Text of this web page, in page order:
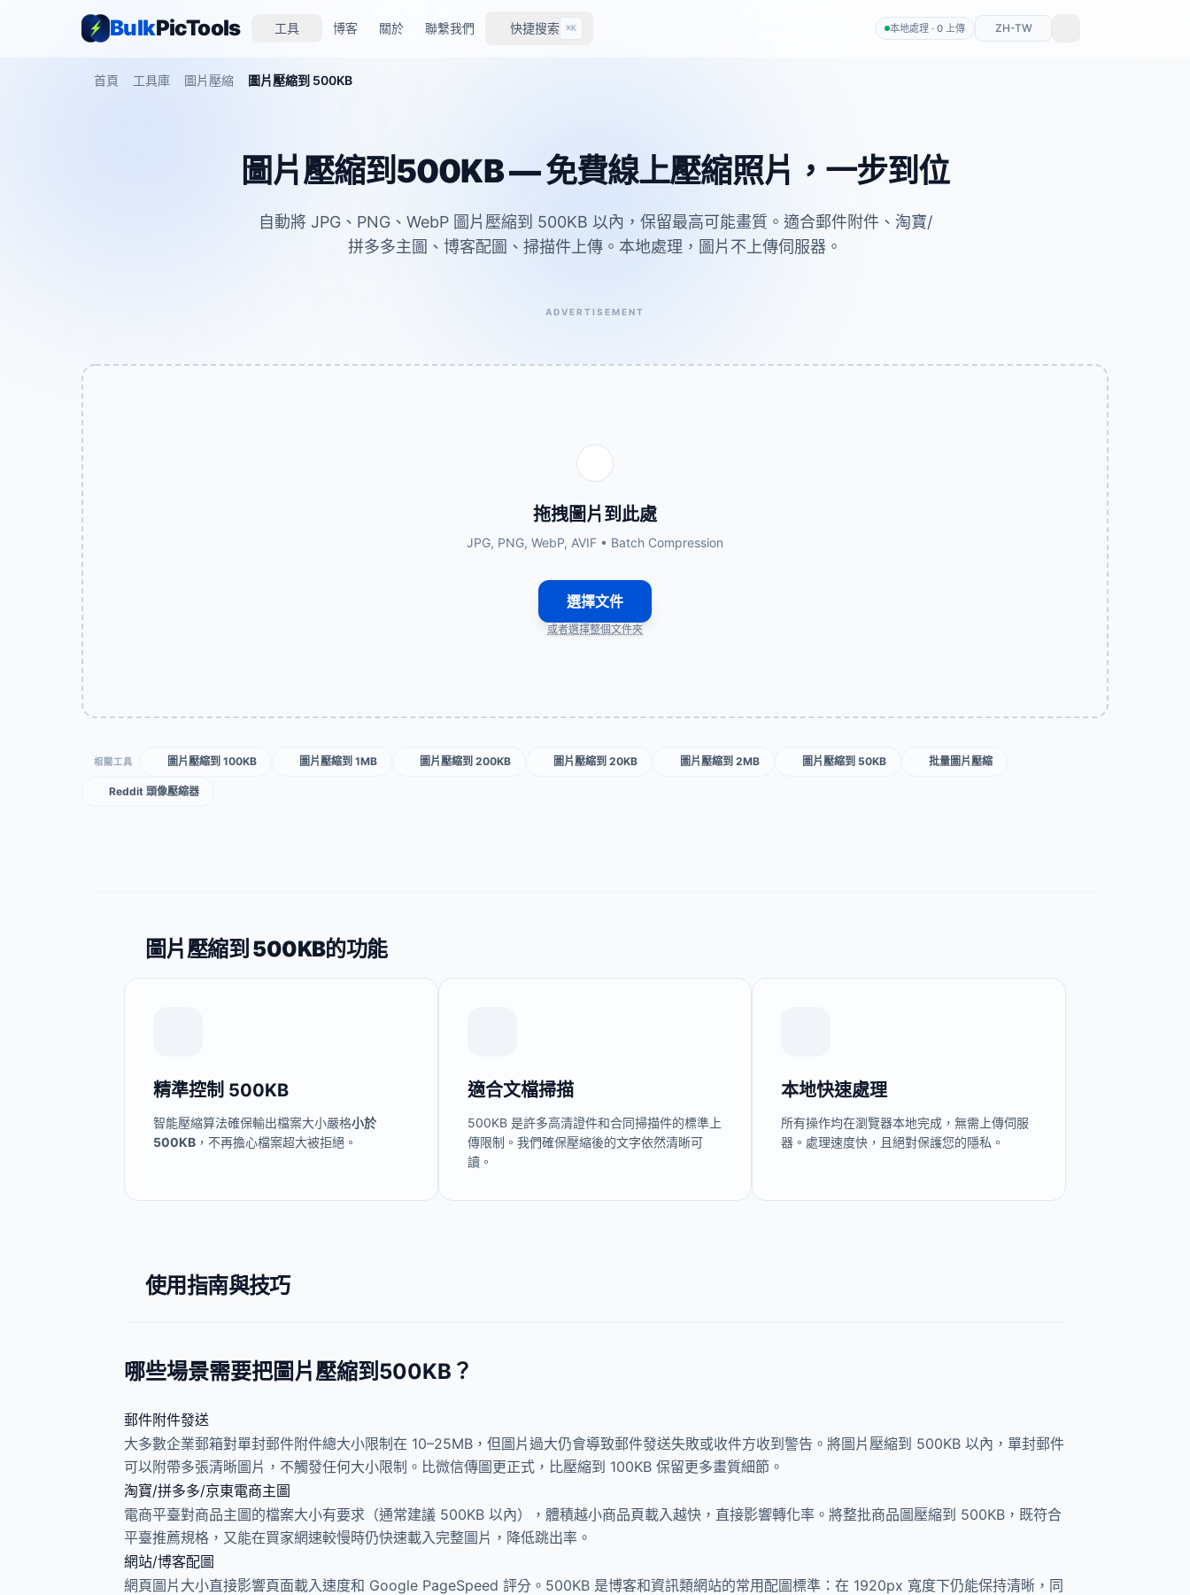
BulkPicTools 工具 博客 關於 聯繫我們 快捷搜索 ⌘K 本地處理 · 0 上傳 ZH-TW
首頁 工具庫 圖片壓縮 圖片壓縮到 500KB
圖片壓縮到500KB — 免費線上壓縮照片，一步到位
自動將 JPG、PNG、WebP 圖片壓縮到 500KB 以內，保留最高可能畫質。適合郵件附件、淘寶/
拼多多主圖、博客配圖、掃描件上傳。本地處理，圖片不上傳伺服器。
ADVERTISEMENT
拖拽圖片到此處
JPG, PNG, WebP, AVIF • Batch Compression
選擇文件
或者選擇整個文件夾
相關工具 圖片壓縮到 100KB 圖片壓縮到 1MB 圖片壓縮到 200KB 圖片壓縮到 20KB 圖片壓縮到 2MB 圖片壓縮到 50KB 批量圖片壓縮
Reddit 頭像壓縮器
圖片壓縮到 500KB的功能
精準控制 500KB
智能壓縮算法確保輸出檔案大小嚴格小於
500KB ，不再擔心檔案超大被拒絕。
適合文檔掃描
500KB 是許多高清證件和合同掃描件的標準上
傳限制。我們確保壓縮後的文字依然清晰可
讀。
本地快速處理
所有操作均在瀏覽器本地完成，無需上傳伺服
器。處理速度快，且絕對保護您的隱私。
使用指南與技巧
哪些場景需要把圖片壓縮到500KB？
郵件附件發送
大多數企業郵箱對單封郵件附件總大小限制在 10–25MB，但圖片過大仍會導致郵件發送失敗或收件方收到警告。將圖片壓縮到 500KB 以內，單封郵件
可以附帶多張清晰圖片，不觸發任何大小限制。比微信傳圖更正式，比壓縮到 100KB 保留更多畫質細節。
淘寶/拼多多/京東電商主圖
電商平臺對商品主圖的檔案大小有要求（通常建議 500KB 以內），體積越小商品頁載入越快，直接影響轉化率。將整批商品圖壓縮到 500KB，既符合
平臺推薦規格，又能在買家網速較慢時仍快速載入完整圖片，降低跳出率。
網站/博客配圖
網頁圖片大小直接影響頁面載入速度和 Google PageSpeed 評分。500KB 是博客和資訊類網站的常用配圖標準：在 1920px 寬度下仍能保持清晰，同